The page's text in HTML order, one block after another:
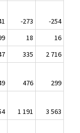
-273
-254
18
16
335
2 716
476
299
1 191
3 563